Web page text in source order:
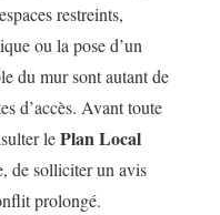
restreints,
ou la pose d’un
du mur sont autant de
d’accès. Avant toute
lePlan Local
de solliciter un avis
prolongé.